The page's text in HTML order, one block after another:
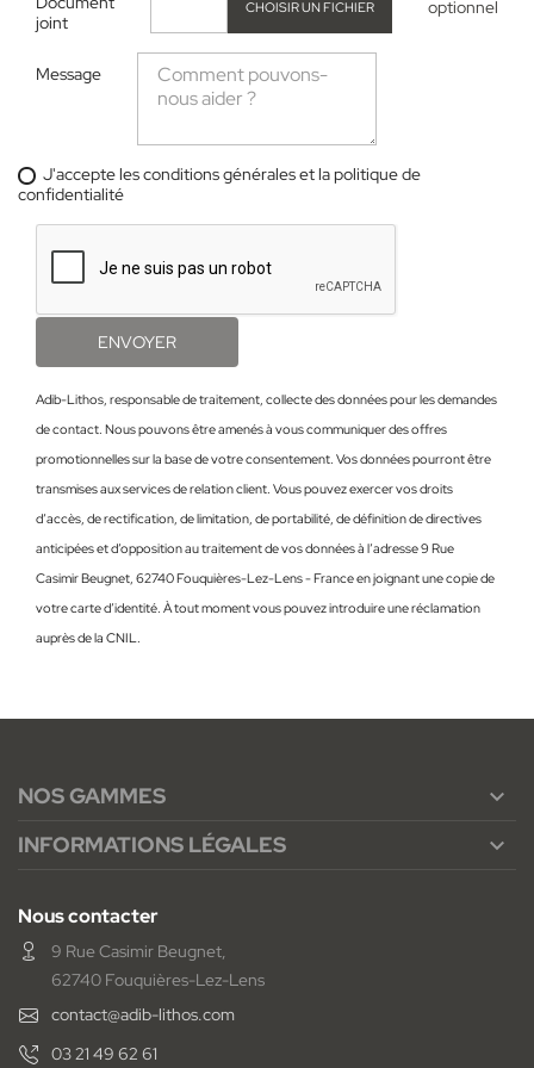
joint
CHOISIR UN FICHIER optionnel
Message
J'accepte les conditions générales et la politique de
confidentialité
Adib-Lithos, responsable de traitement, collecte des données pour les demandes
de contact. Nous pouvons être amenés à vous communiquer des offres
promotionnelles sur la base de votre consentement. Vos données pourront être
transmises aux services de relation client. Vous pouvez exercer vos droits
d’accès, de rectification, de limitation, de portabilité, de définition de directives
anticipées et d’opposition au traitement de vos données à l’adresse 9 Rue
Casimir Beugnet, 62740 Fouquières-Lez-Lens - France en joignant une copie de
votre carte d’identité. À tout moment vous pouvez introduire une réclamation
auprès de la CNIL.
NOS GAMMES 
INFORMATIONS LÉGALES 
Nous contacter
9 Rue Casimir Beugnet,
62740 Fouquières-Lez-Lens
contact@adib-lithos.com
03 21 49 62 61